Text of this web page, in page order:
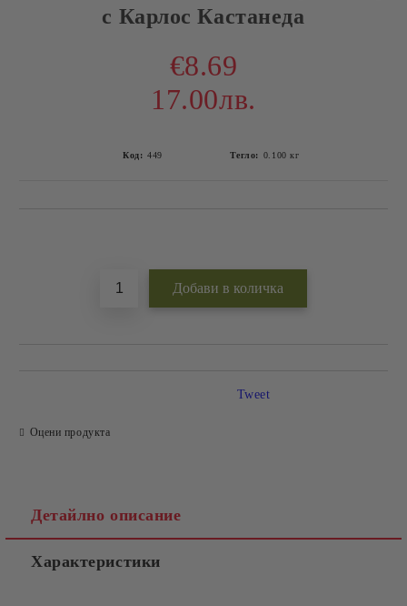
с Карлос Кастанеда
€8.69
17.00лв.
Код: 449 Тегло: 0.100 кг
Оцени продукта
Tweet
Детайлно описание
Характеристики